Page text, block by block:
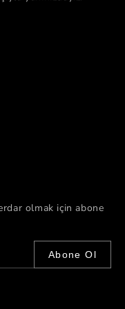
olmak için abone
Abone Ol